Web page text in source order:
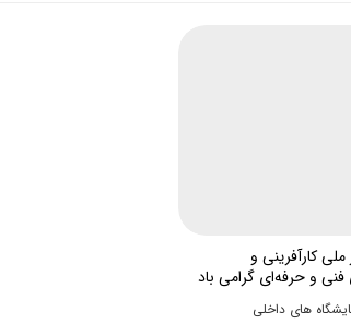
ملی کارآفرینی و
و حرفه‌ای گرامی باد
های داخلی